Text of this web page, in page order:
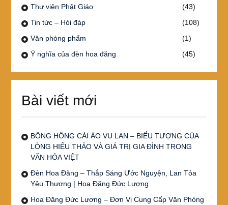
Thư viện Phật Giáo
(43)
Tin tức – Hỏi đáp
(108)
Văn phòng phẩm
(1)
Ý nghĩa của đèn hoa đăng
(45)
Bài viết mới
BÔNG HỒNG CÀI ÁO VU LAN – BIỂU TƯỢNG CỦA
LÒNG HIẾU THẢO VÀ GIÁ TRỊ GIA ĐÌNH TRONG
VĂN HÓA VIỆT
Đèn Hoa Đăng – Thắp Sáng Ước Nguyện, Lan Tỏa
Yêu Thương | Hoa Đăng Đức Lương
Hoa Đăng Đức Lương – Đơn Vị Cung Cấp Văn Phòng